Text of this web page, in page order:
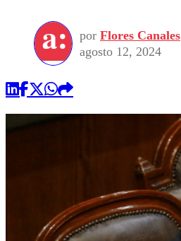
por Flores Canales
agosto 12, 2024